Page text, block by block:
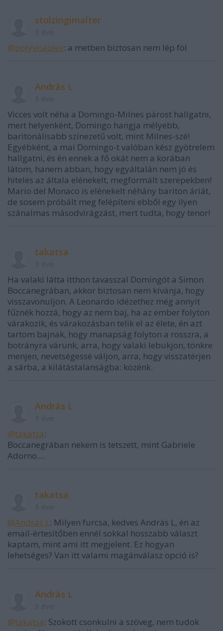
stolzingimalter
@polyvitaplex: a metben biztosan nem lép föl
András L
Vicces volt néha a Domingo-Milnes párost hallgatni,
mert helyenként, Domingo hangja mélyebb,
baritonálisabb színezetű volt, mint Milnes-szé!
Egyébként, a mai Domingo-t valóban kész gyötrelem
hallgatni, és én ennek a fő okát nem a korában
látom, hanem abban, hogy egyáltalán nem jó és
hiteles az általa elénekelt, megformált szerepekben!
Mario del Monaco is elénekelt néhány bariton áriát,
de sosem próbált meg felépíteni ebből egy ilyen
szánalmas másodvirágzást, mert tudta, hogy tenor!
takatsa
Ha valaki látta itthon tavasszal Domingót a Simon
Boccanegrában, akkor biztosan nem kívánja, hogy
visszavonuljon. A Leonardo idézethez még annyit
fűznék hozzá, hogy az nem baj, ha az ember folyton
várakozik, és várakozásban telik el az élete, én azt
tartom bajnak, hogy manapság folyton a rosszra, a
botrányra várunk, arra, hogy valaki lebukjon, tönkre
menjen, nevetségessé váljon, arra, hogy visszatérjen
a sárba, a kilátástalanságba: közénk.
András L
@takatsa:
Boccanegrában nekem is tetszett, mint Gabriele
Adorno....
takatsa
@András L : Milyen furcsa, kedves András L, én az
email-értesítőben ennél sokkal hosszabb választ
kaptam, mint ami itt megjelent. Ez hogyan
lehetséges? Van itt valami magánválasz opció is?
András L
@takatsa: Szokott csonkulni a szöveg, nem tudok